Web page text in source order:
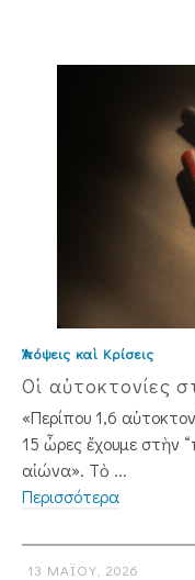
Ἀπόψεις καὶ Κρίσεις
Οἱ αὐτοκτονίες
«Περίπου 1,6
15 ὧρες ἔχουμε στὴν
αἰώνα». Τὸ ...
Περισσότερα
13 ΜΑΪ́ΟΥ, 2026